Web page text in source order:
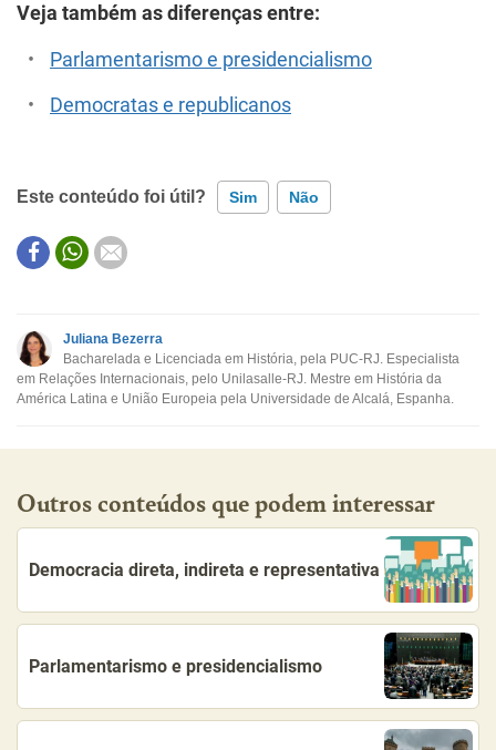
Veja também as diferenças entre:
Parlamentarismo e presidencialismo
Democratas e republicanos
Este conteúdo foi útil? Sim Não
Este conteúdo não tem a informação que procuro
Outro
Juliana Bezerra
Bacharelada e Licenciada em História, pela PUC-RJ. Especialista
em Relações Internacionais, pelo Unilasalle-RJ. Mestre em História da
América Latina e União Europeia pela Universidade de Alcalá, Espanha.
Outros conteúdos que podem interessar
Democracia direta, indireta e representativa
Parlamentarismo e presidencialismo